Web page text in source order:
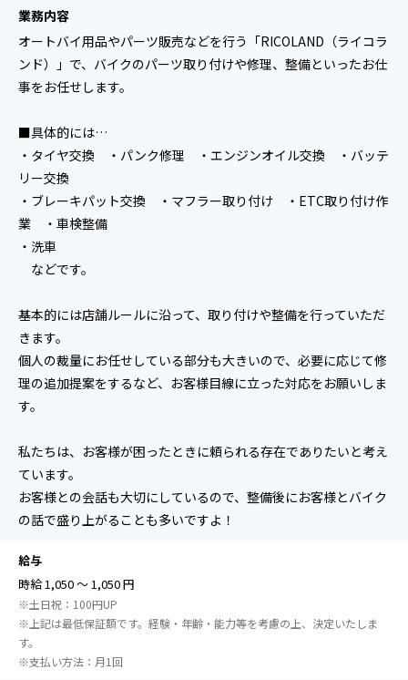
業務内容
オートバイ用品やパーツ販売などを行う「RICOLAND（ライコラ
ンド）」で、バイクのパーツ取り付けや修理、整備といったお仕
事をお任せします。
■具体的には…
・タイヤ交換 ・パンク修理 ・エンジンオイル交換 ・バッテ
リー交換
・ブレーキパット交換 ・マフラー取り付け ・ETC取り付け作
業 ・車検整備
・洗車
などです。
基本的には店舗ルールに沿って、取り付けや整備を行っていただ
きます。
個人の裁量にお任せしている部分も大きいので、必要に応じて修
理の追加提案をするなど、お客様目線に立った対応をお願いしま
す。
私たちは、お客様が困ったときに頼られる存在でありたいと考え
ています。
お客様との会話も大切にしているので、整備後にお客様とバイク
の話で盛り上がることも多いですよ！
給与
時給 1,050 ～ 1,050 円
※土日祝：100円UP
※上記は最低保証額です。経験・年齢・能力等を考慮の上、決定いたしま
す。
※⽀払い⽅法：⽉1回